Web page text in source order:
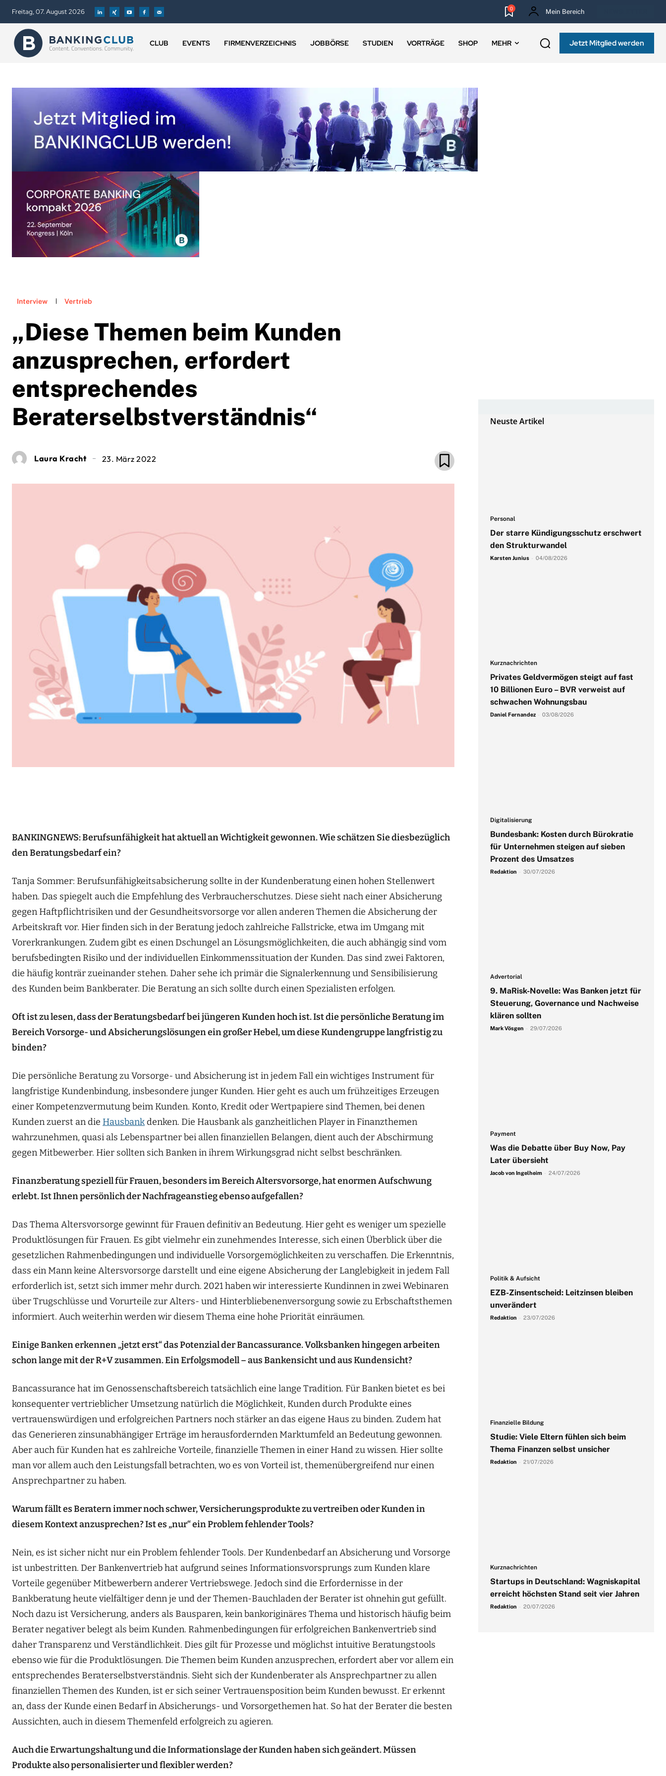
Freitag, 07. August 2026 0 Mein Bereich
CLUB EVENTS FIRMENVERZEICHNIS JOBBÖRSE STUDIEN VORTRÄGE SHOP MEHR Jetzt Mitglied werden
Interview Vertrieb
„Diese Themen beim Kunden
anzusprechen, erfordert
entsprechendes
Beraterselbstverständnis“
Laura Kracht 23. März 2022
BANKINGNEWS: Berufsunfähigkeit hat aktuell an Wichtigkeit gewonnen. Wie schätzen Sie diesbezüglich
den Beratungsbedarf ein?
Tanja Sommer: Berufsunfähigkeitsabsicherung sollte in der Kundenberatung einen hohen Stellenwert
haben. Das spiegelt auch die Empfehlung des Verbraucherschutzes. Diese sieht nach einer Absicherung
gegen Haftpflichtrisiken und der Gesundheitsvorsorge vor allen anderen Themen die Absicherung der
Arbeitskraft vor. Hier finden sich in der Beratung jedoch zahlreiche Fallstricke, etwa im Umgang mit
Vorerkrankungen. Zudem gibt es einen Dschungel an Lösungsmöglichkeiten, die auch abhängig sind vom
berufsbedingten Risiko und der individuellen Einkommenssituation der Kunden. Das sind zwei Faktoren,
die häufig konträr zueinander stehen. Daher sehe ich primär die Signalerkennung und Sensibilisierung
des Kunden beim Bankberater. Die Beratung an sich sollte durch einen Spezialisten erfolgen.
Oft ist zu lesen, dass der Beratungsbedarf bei jüngeren Kunden hoch ist. Ist die persönliche Beratung im
Bereich Vorsorge- und Absicherungslösungen ein großer Hebel, um diese Kundengruppe langfristig zu
binden?
Die persönliche Beratung zu Vorsorge- und Absicherung ist in jedem Fall ein wichtiges Instrument für
langfristige Kundenbindung, insbesondere junger Kunden. Hier geht es auch um frühzeitiges Erzeugen
einer Kompetenzvermutung beim Kunden. Konto, Kredit oder Wertpapiere sind Themen, bei denen
Kunden zuerst an die Hausbankdenken. Die Hausbank als ganzheitlichen Player in Finanzthemen
wahrzunehmen, quasi als Lebenspartner bei allen finanziellen Belangen, dient auch der Abschirmung
gegen Mitbewerber. Hier sollten sich Banken in ihrem Wirkungsgrad nicht selbst beschränken.
Finanzberatung speziell für Frauen, besonders im Bereich Altersvorsorge, hat enormen Aufschwung
erlebt. Ist Ihnen persönlich der Nachfrageanstieg ebenso aufgefallen?
Das Thema Altersvorsorge gewinnt für Frauen definitiv an Bedeutung. Hier geht es weniger um spezielle
Produktlösungen für Frauen. Es gibt vielmehr ein zunehmendes Interesse, sich einen Überblick über die
gesetzlichen Rahmenbedingungen und individuelle Vorsorgemöglichkeiten zu verschaffen. Die Erkenntnis,
dass ein Mann keine Altersvorsorge darstellt und eine eigene Absicherung der Langlebigkeit in jedem Fall
erforderlich ist, setzt sich immer mehr durch. 2021 haben wir interessierte Kundinnen in zwei Webinaren
über Trugschlüsse und Vorurteile zur Alters- und Hinterbliebenenversorgung sowie zu Erbschaftsthemen
informiert. Auch weiterhin werden wir diesem Thema eine hohe Priorität einräumen.
Einige Banken erkennen „jetzt erst“ das Potenzial der Bancassurance. Volksbanken hingegen arbeiten
schon lange mit der R+V zusammen. Ein Erfolgsmodell – aus Bankensicht und aus Kundensicht?
Bancassurance hat im Genossenschaftsbereich tatsächlich eine lange Tradition. Für Banken bietet es bei
konsequenter vertrieblicher Umsetzung natürlich die Möglichkeit, Kunden durch Produkte eines
vertrauenswürdigen und erfolgreichen Partners noch stärker an das eigene Haus zu binden. Zudem hat
das Generieren zinsunabhängiger Erträge im herausfordernden Marktumfeld an Bedeutung gewonnen.
Aber auch für Kunden hat es zahlreiche Vorteile, finanzielle Themen in einer Hand zu wissen. Hier sollte
man vor allem auch den Leistungsfall betrachten, wo es von Vorteil ist, themenübergreifend nur einen
Ansprechpartner zu haben.
Warum fällt es Beratern immer noch schwer, Versicherungsprodukte zu vertreiben oder Kunden in
diesem Kontext anzusprechen? Ist es „nur“ ein Problem fehlender Tools?
Nein, es ist sicher nicht nur ein Problem fehlender Tools. Der Kundenbedarf an Absicherung und Vorsorge
ist unbestritten. Der Bankenvertrieb hat aufgrund seines Informationsvorsprungs zum Kunden klare
Vorteile gegenüber Mitbewerbern anderer Vertriebswege. Jedoch sind die Erfordernisse in der
Bankberatung heute vielfältiger denn je und der Themen-Bauchladen der Berater ist ohnehin gut gefüllt.
Noch dazu ist Versicherung, anders als Bausparen, kein bankoriginäres Thema und historisch häufig beim
Berater negativer belegt als beim Kunden. Rahmenbedingungen für erfolgreichen Bankenvertrieb sind
daher Transparenz und Verständlichkeit. Dies gilt für Prozesse und möglichst intuitive Beratungstools
ebenso wie für die Produktlösungen. Die Themen beim Kunden anzusprechen, erfordert aber vor allem ein
entsprechendes Beraterselbstverständnis. Sieht sich der Kundenberater als Ansprechpartner zu allen
finanziellen Themen des Kunden, ist er sich seiner Vertrauensposition beim Kunden bewusst. Er erkennt
an, dass der Kunde einen Bedarf in Absicherungs- und Vorsorgethemen hat. So hat der Berater die besten
Aussichten, auch in diesem Themenfeld erfolgreich zu agieren.
Auch die Erwartungshaltung und die Informationslage der Kunden haben sich geändert. Müssen
Produkte also personalisierter und flexibler werden?
Neuste Artikel
Personal
Der starre Kündigungsschutz erschwert
den Strukturwandel
Karsten Junius 04/08/2026
Kurznachrichten
Privates Geldvermögen steigt auf fast
10 Billionen Euro – BVR verweist auf
schwachen Wohnungsbau
Daniel Fernandez 03/08/2026
Digitalisierung
Bundesbank: Kosten durch Bürokratie
für Unternehmen steigen auf sieben
Prozent des Umsatzes
Redaktion 30/07/2026
Advertorial
9. MaRisk-Novelle: Was Banken jetzt für
Steuerung, Governance und Nachweise
klären sollten
Mark Vösgen 29/07/2026
Payment
Was die Debatte über Buy Now, Pay
Later übersieht
Jacob von Ingelheim 24/07/2026
Politik & Aufsicht
EZB-Zinsentscheid: Leitzinsen bleiben
unverändert
Redaktion 23/07/2026
Finanzielle Bildung
Studie: Viele Eltern fühlen sich beim
Thema Finanzen selbst unsicher
Redaktion 21/07/2026
Kurznachrichten
Startups in Deutschland: Wagniskapital
erreicht höchsten Stand seit vier Jahren
Redaktion 20/07/2026